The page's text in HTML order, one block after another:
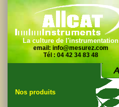
La culture de l'instrumentation
email: info@mesurez.com
Tél : 04 42 34 83 48
Nos produits